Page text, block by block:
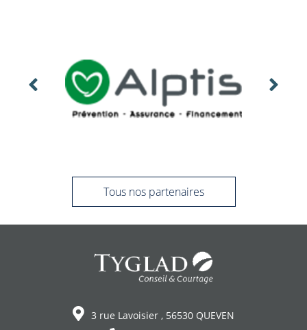
Tous nos partenaires
3 rue Lavoisier , 56530 QUEVEN